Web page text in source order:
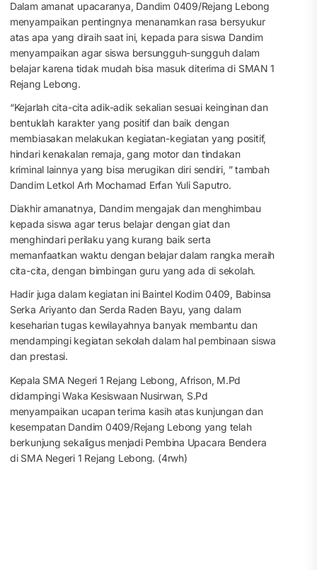
Dalam amanat upacaranya, Dandim 0409/Rejang Lebong
menyampaikan pentingnya menanamkan rasa bersyukur
atas apa yang diraih saat ini, kepada para siswa Dandim
menyampaikan agar siswa bersungguh-sungguh dalam
belajar karena tidak mudah bisa masuk diterima di SMAN 1
Rejang Lebong.
“Kejarlah cita-cita adik-adik sekalian sesuai keinginan dan
bentuklah karakter yang positif dan baik dengan
membiasakan melakukan kegiatan-kegiatan yang positif,
hindari kenakalan remaja, gang motor dan tindakan
kriminal lainnya yang bisa merugikan diri sendiri, ” tambah
Dandim Letkol Arh Mochamad Erfan Yuli Saputro.
Diakhir amanatnya, Dandim mengajak dan menghimbau
kepada siswa agar terus belajar dengan giat dan
menghindari perilaku yang kurang baik serta
memanfaatkan waktu dengan belajar dalam rangka meraih
cita-cita, dengan bimbingan guru yang ada di sekolah.
Hadir juga dalam kegiatan ini Baintel Kodim 0409, Babinsa
Serka Ariyanto dan Serda Raden Bayu, yang dalam
keseharian tugas kewilayahnya banyak membantu dan
mendampingi kegiatan sekolah dalam hal pembinaan siswa
dan prestasi.
Kepala SMA Negeri 1 Rejang Lebong, Afrison, M.Pd
didampingi Waka Kesiswaan Nusirwan, S.Pd
menyampaikan ucapan terima kasih atas kunjungan dan
kesempatan Dandim 0409/Rejang Lebong yang telah
berkunjung sekaligus menjadi Pembina Upacara Bendera
di SMA Negeri 1 Rejang Lebong. (4rwh)